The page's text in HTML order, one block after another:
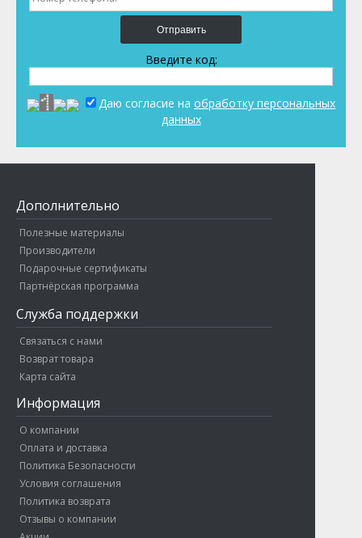
Отправить
Введите код:
Даю согласие на обработку персональных
данных
Дополнительно
Полезные материалы
Производители
Подарочные сертификаты
Партнёрская программа
Служба поддержки
Связаться с нами
Возврат товара
Карта сайта
Информация
О компании
Оплата и доставка
Политика Безопасности
Условия соглашения
Политика возврата
Отзывы о компании